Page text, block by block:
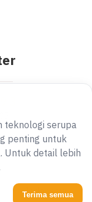
Indonesia
teknologi serupa
penting untuk
Untuk detail lebih
Terima semua